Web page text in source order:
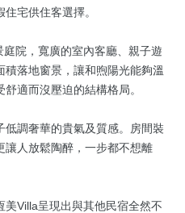
宅供住客選擇。
院，寬廣的室內客廳、親子遊
落地窗景，讓和煦陽光能夠溫
適而沒壓迫的結構格局。
調奢華的貴氣及質感。房間裝
讓人放鬆陶醉，一步都不想離
Villa呈現出與其他民宿全然不